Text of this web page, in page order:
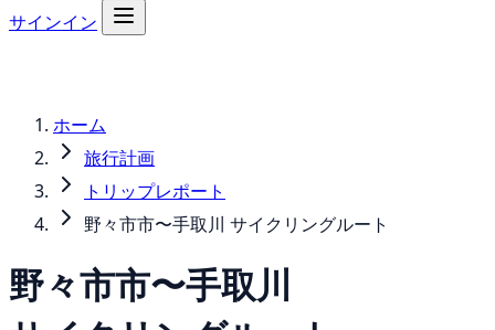
サインイン
ホーム
旅行計画
トリップレポート
野々市市〜手取川 サイクリングルート
野々市市〜手取川